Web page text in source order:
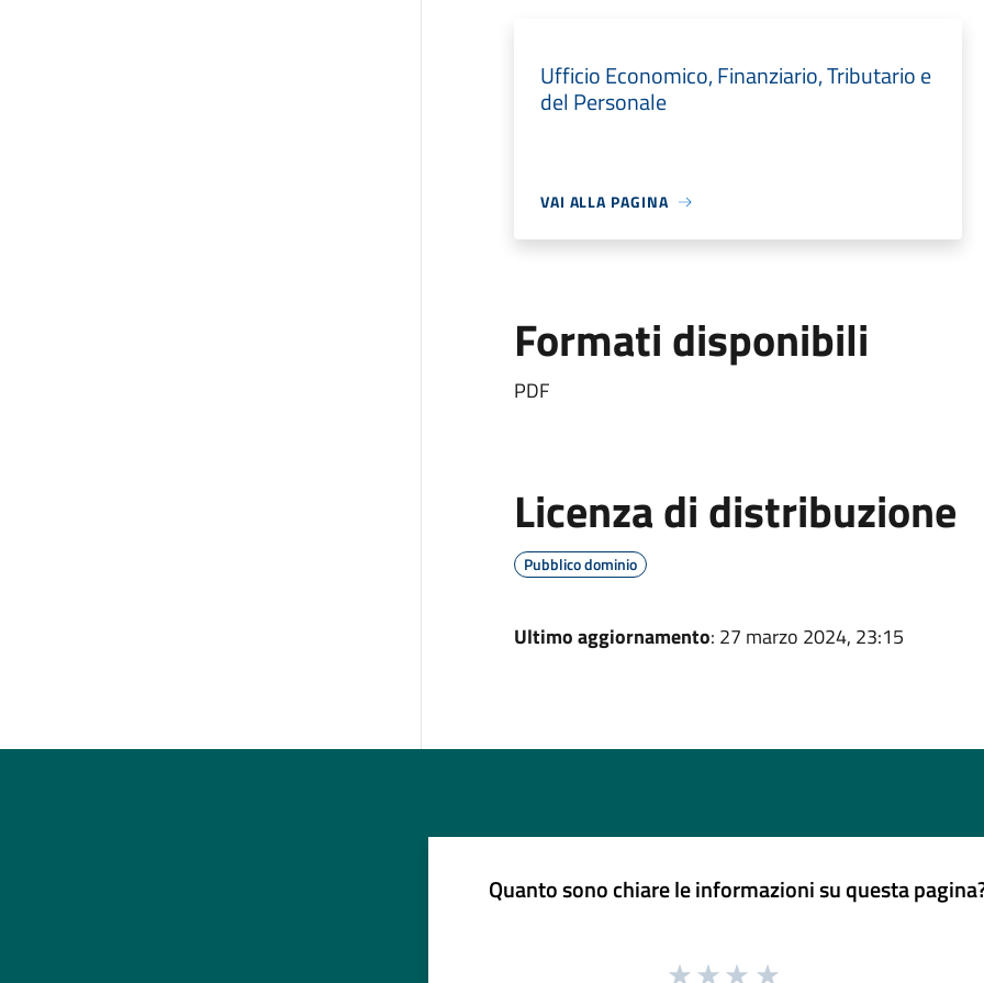
Ufficio Economico, Finanziario, Tributario e
del Personale
VAI ALLA PAGINA
Formati disponibili
PDF
Licenza di distribuzione
Pubblico dominio
Ultimo aggiornamento: 27 marzo 2024, 23:15
Quanto sono chiare le informazioni su questa